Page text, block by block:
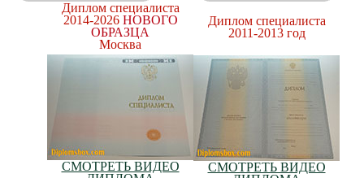
Диплом специалиста
2014-2026 НОВОГО
ОБРАЗЦА
Москва
СМОТРЕТЬ ВИДЕО
Диплом специалиста
2011-2013 год
СМОТРЕТЬ ВИДЕО